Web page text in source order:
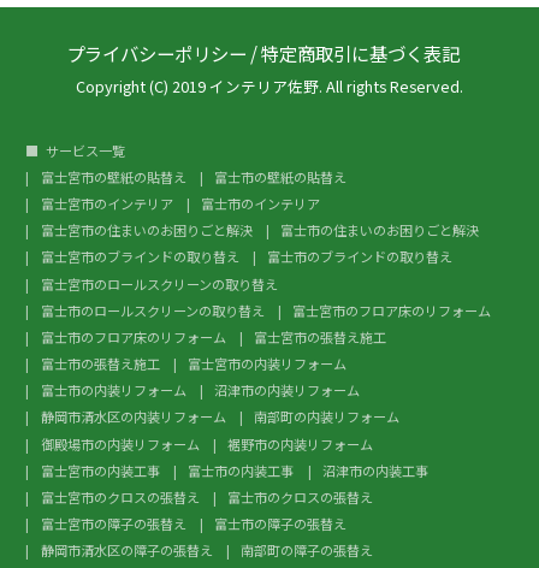
プライバシーポリシー /特定商取引に基づく表記
Copyright (C) 2019 インテリア佐野. All rights Reserved.
サービス一覧
富士宮市の壁紙の貼替え
富士市の壁紙の貼替え
富士宮市のインテリア
富士市のインテリア
富士宮市の住まいのお困りごと解決
富士市の住まいのお困りごと解決
富士宮市のブラインドの取り替え
富士市のブラインドの取り替え
富士宮市のロールスクリーンの取り替え
富士市のロールスクリーンの取り替え
富士宮市のフロア床のリフォーム
富士市のフロア床のリフォーム
富士宮市の張替え施工
富士市の張替え施工
富士宮市の内装リフォーム
富士市の内装リフォーム
沼津市の内装リフォーム
静岡市清水区の内装リフォーム
南部町の内装リフォーム
御殿場市の内装リフォーム
裾野市の内装リフォーム
富士宮市の内装工事
富士市の内装工事
沼津市の内装工事
富士宮市のクロスの張替え
富士市のクロスの張替え
富士宮市の障子の張替え
富士市の障子の張替え
静岡市清水区の障子の張替え
南部町の障子の張替え